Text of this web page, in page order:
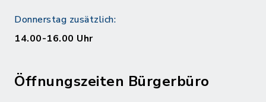
Donnerstag zusätzlich:
14.00-16.00 Uhr
Öffnungszeiten Bürgerbüro